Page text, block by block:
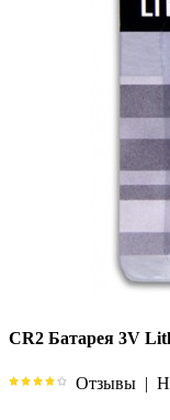
CR2 Батарея 3V
Отзывы |